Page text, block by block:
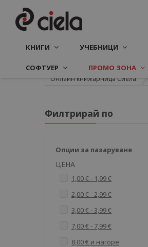
КНИГИ УЧЕБНИЦИ
СОФТУЕР ПРОМО ЗОНА
Онлайн книжарница Сиела
Филтрирай по
Опции за пазаруване
ЦЕНА
1,00 €- 1,99 €
2,00 €-2,99 €
3,00 €-3,99 €
7,00 €- 7,99 €
8,00 € и нагоре